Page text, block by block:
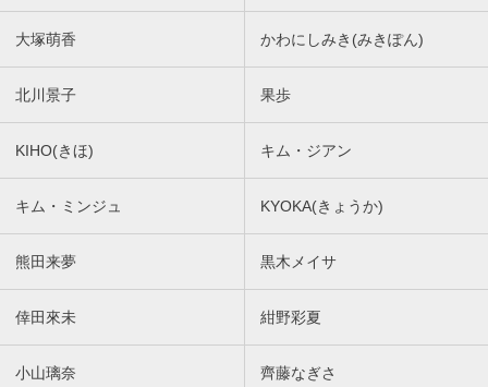
大塚萌香 かわにしみき(みきぽん)
北川景子 果歩
KIHO(きほ) キム・ジアン
キム・ミンジュ KYOKA(きょうか)
熊田来夢 黒木メイサ
倖田來未 紺野彩夏
小山璃奈 齊藤なぎさ